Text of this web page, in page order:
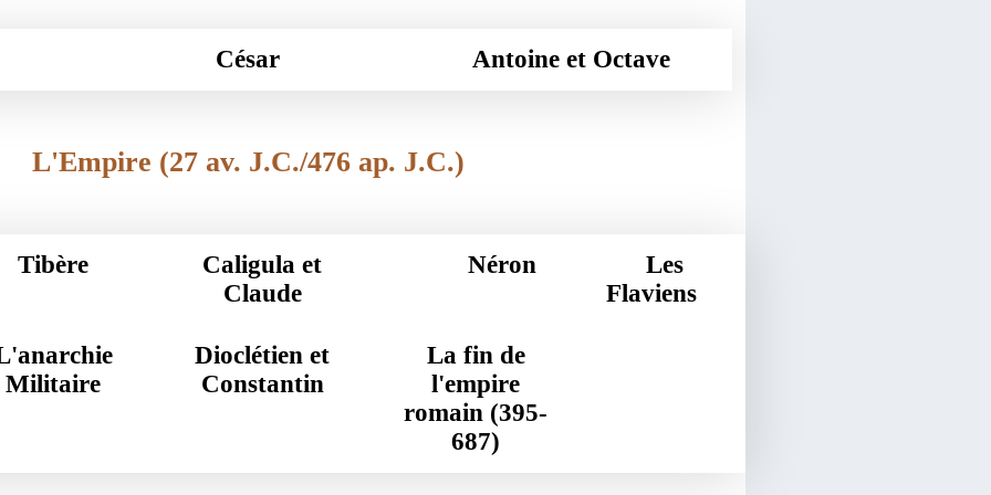
César Antoine et Octave
L'Empire (27 av. J.C./476 ap. J.C.)
Tibère
Caligula et
Claude
Néron
Les
Flaviens
Militaire
Dioclétien et
Constantin
La fin de
l'empire
romain (395-
687)